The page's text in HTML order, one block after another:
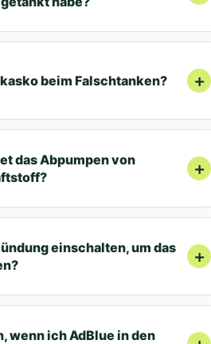
beim Falschtanken?
das Abpumpen von
einschalten, um das
wenn ich AdBlue in den